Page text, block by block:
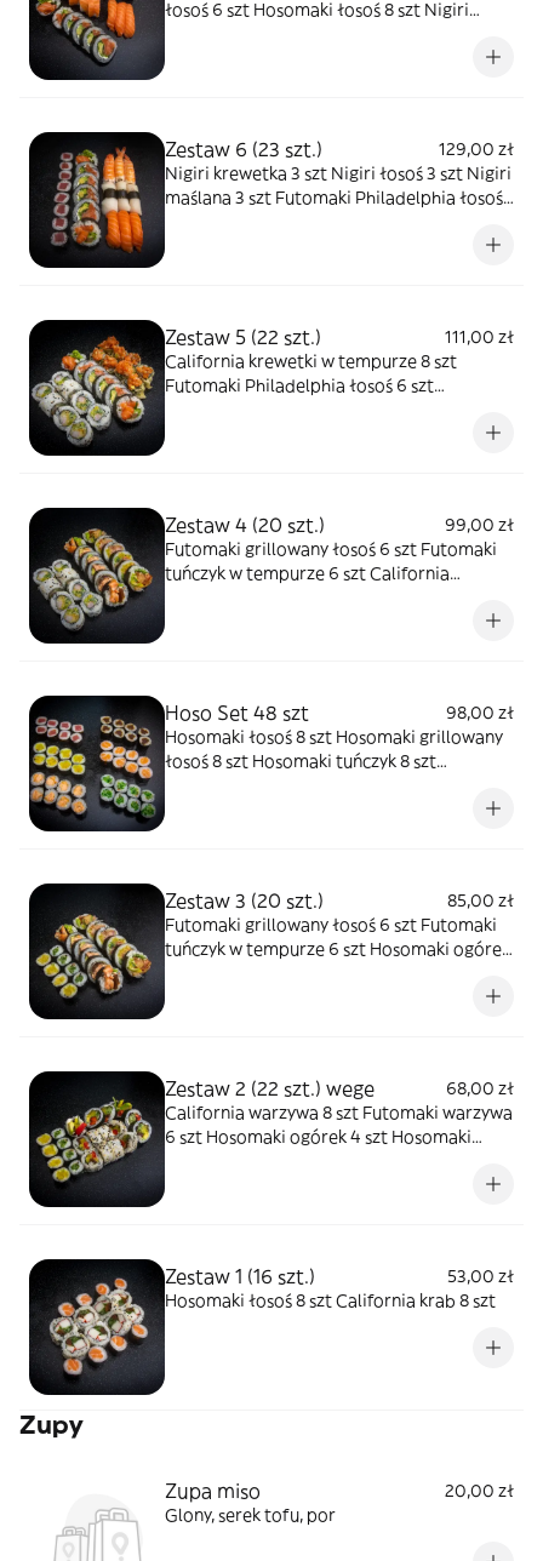
łosoś 6 szt Hosomaki łosoś 8 szt Nigiri
Zestaw 6 (23 szt.)
129,00 zł
Nigiri krewetka 3 szt Nigiri łosoś 3 szt Nigiri
maślana 3 szt Futomaki Philadelphia łosoś
Zestaw 5 (22 szt.)
111,00 zł
California krewetki w tempurze 8 szt
Futomaki Philadelphia łosoś 6 szt
Zestaw 4 (20 szt.)
99,00 zł
Futomaki grillowany łosoś 6 szt Futomaki
tuńczyk w tempurze 6 szt California
Hoso Set 48 szt
98,00 zł
Hosomaki łosoś 8 szt Hosomaki grillowany
łosoś 8 szt Hosomaki tuńczyk 8 szt
Zestaw 3 (20 szt.)
85,00 zł
Futomaki grillowany łosoś 6 szt Futomaki
tuńczyk w tempurze 6 szt Hosomaki ogórek
Zestaw 2 (22 szt.) wege
68,00 zł
California warzywa 8 szt Futomaki warzywa
6 szt Hosomaki ogórek 4 szt Hosomaki
Zestaw 1 (16 szt.)
53,00 zł
Hosomaki łosoś 8 szt California krab 8 szt
Zupy
Zupa miso
20,00 zł
Glony, serek tofu, por